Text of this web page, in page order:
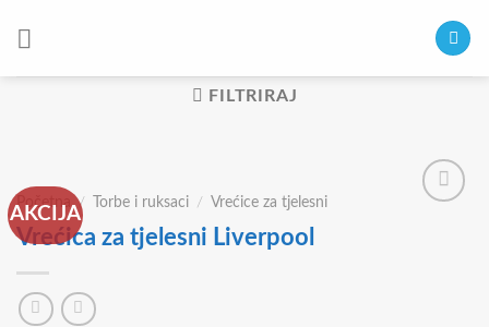
FILTRIRAJ
AKCIJA
Početna / Torbe i ruksaci / Vrećice za tjelesni
Vrećica za tjelesni Liverpool